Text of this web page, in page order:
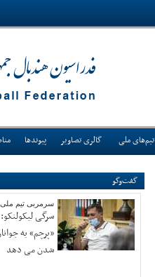
تیم‌های ملی گالری تصاویر پیوندها
گفت‌وگو
سرمربی تیم ملی
سرگی
«پرچم» به
شدن می دهد